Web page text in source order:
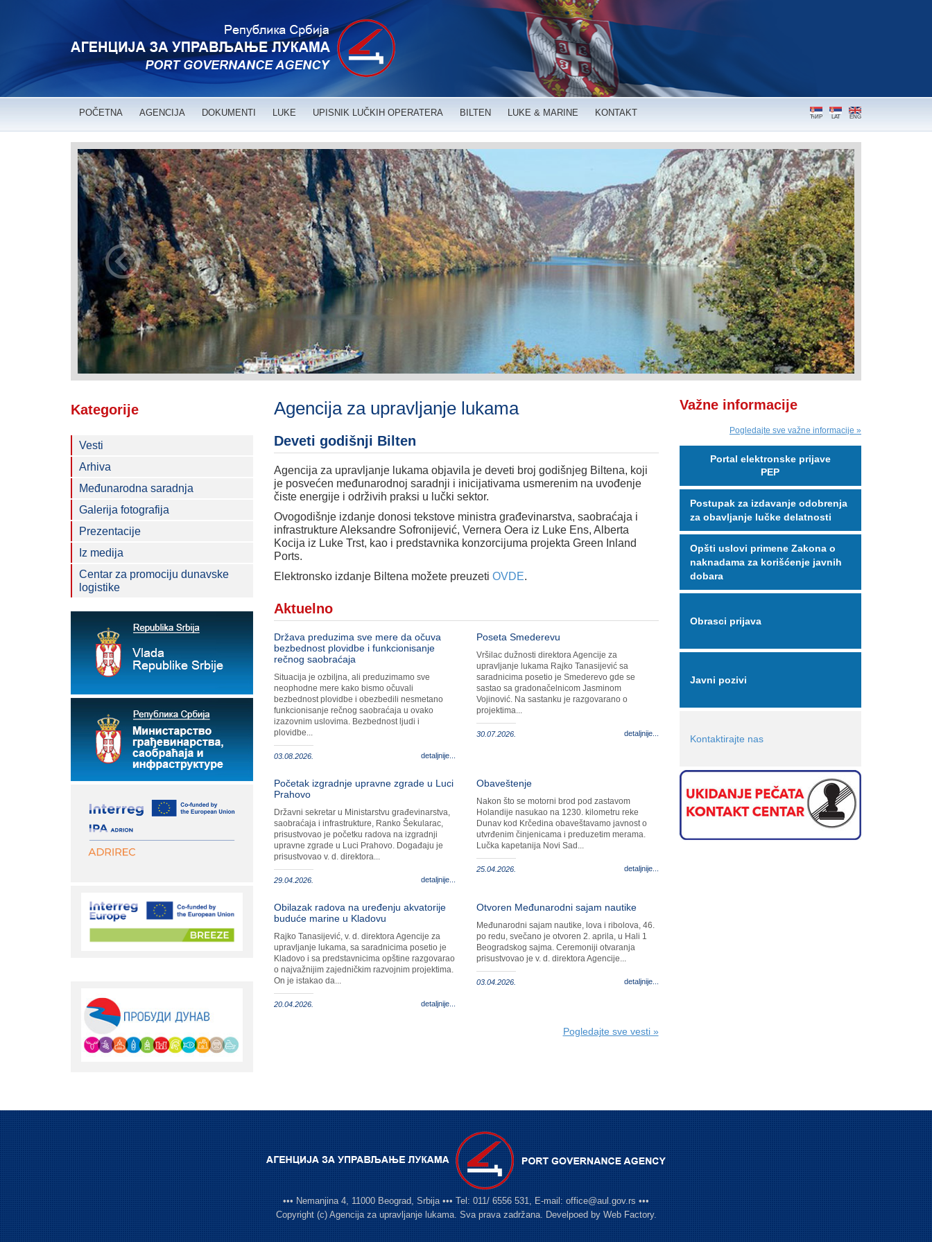
POČETNA AGENCIJA DOKUMENTI LUKE UPISNIK LUČKIH OPERATERA BILTEN LUKE & MARINE KONTAKT ENG
LAT
ЋИР
Kategorije
Vesti
Arhiva
Međunarodna saradnja
Galerija fotografija
Prezentacije
Iz medija
Centar za promociju dunavske
logistike
Agencija za upravljanje lukama
Deveti godišnji Bilten
Agencija za upravljanje lukama objavila je deveti broj godišnjeg Biltena, koji
je posvećen međunarodnoj saradnji i inicijativama usmerenim na uvođenje
čiste energije i održivih praksi u lučki sektor.
Ovogodišnje izdanje donosi tekstove ministra građevinarstva, saobraćaja i
infrastrukture Aleksandre Sofronijević, Vernera Oera iz Luke Ens, Alberta
Kocija iz Luke Trst, kao i predstavnika konzorcijuma projekta Green Inland
Ports.
Elektronsko izdanje Biltena možete preuzeti OVDE.
Aktuelno
Država preduzima sve mere da očuva
bezbednost plovidbe i funkcionisanje
rečnog saobraćaja
Situacija je ozbiljna, ali preduzimamo sve
neophodne mere kako bismo očuvali
bezbednost plovidbe i obezbedili nesmetano
funkcionisanje rečnog saobraćaja u ovako
izazovnim uslovima. Bezbednost ljudi i
plovidbe...
03.08.2026. detaljnije...
Poseta Smederevu
Vršilac dužnosti direktora Agencije za
upravljanje lukama Rajko Tanasijević sa
saradnicima posetio je Smederevo gde se
sastao sa gradonačelnicom Jasminom
Vojinović. Na sastanku je razgovarano o
projektima...
30.07.2026. detaljnije...
Početak izgradnje upravne zgrade u Luci
Prahovo
Državni sekretar u Ministarstvu građevinarstva,
saobraćaja i infrastrukture, Ranko Šekularac,
prisustvovao je početku radova na izgradnji
upravne zgrade u Luci Prahovo. Događaju je
prisustvovao v. d. direktora...
29.04.2026. detaljnije...
Obaveštenje
Nakon što se motorni brod pod zastavom
Holandije nasukao na 1230. kilometru reke
Dunav kod Krčedina obaveštavamo javnost o
utvrđenim činjenicama i preduzetim merama.
Lučka kapetanija Novi Sad...
25.04.2026. detaljnije...
Obilazak radova na uređenju akvatorije
buduće marine u Kladovu
Rajko Tanasijević, v. d. direktora Agencije za
upravljanje lukama, sa saradnicima posetio je
Kladovo i sa predstavnicima opštine razgovarao
o najvažnijim zajedničkim razvojnim projektima.
On je istakao da...
20.04.2026. detaljnije...
Otvoren Međunarodni sajam nautike
Međunarodni sajam nautike, lova i ribolova, 46.
po redu, svečano je otvoren 2. aprila, u Hali 1
Beogradskog sajma. Ceremoniji otvaranja
prisustvovao je v. d. direktora Agencije...
03.04.2026. detaljnije...
Pogledajte sve vesti »
Važne informacije
Pogledajte sve važne informacije »
Portal elektronske prijave
PEP
Postupak za izdavanje odobrenja
za obavljanje lučke delatnosti
Opšti uslovi primene Zakona o
naknadama za korišćenje javnih
dobara
Obrasci prijava
Javni pozivi
Kontaktirajte nas
••• Nemanjina 4, 11000 Beograd, Srbija ••• Tel: 011/ 6556 531, E-mail: office@aul.gov.rs •••
Copyright (c) Agencija za upravljanje lukama. Sva prava zadržana. Develpoed by Web Factory.